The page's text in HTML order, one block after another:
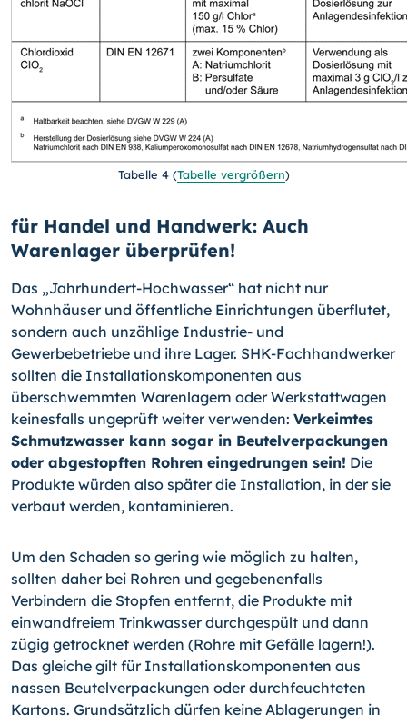
Tabelle 4(Tabelle vergrößern)
für Handel und Handwerk: Auch
Warenlager überprüfen!
Das „Jahrhundert-Hochwasser“ hat nicht nur
Wohnhäuser und öffentliche Einrichtun­gen überflutet,
sondern auch unzählige Industrie- und
Gewerbebetriebe und ihre La­ger. SHK-Fachhandwerker
sollten die Installationskomponenten aus
überschwemmten Warenlagern oder Werkstattwagen
keinesfalls ungeprüft weiter verwenden: Verkeim­tes
Schmutzwasser kann sogar in Beutelverpackungen
oder abgestopften Roh­ren eingedrungen sein! Die
Produkte würden also später die Installation, in der sie
verbaut werden, kontaminieren.
Um den Schaden so gering wie möglich zu halten,
sollten daher bei Rohren und gege­benenfalls
Verbindern die Stopfen entfernt, die Produkte mit
einwandfreiem Trinkwas­ser durchgespült und dann
zügig getrocknet werden (Rohre mit Gefälle lagern!).
Das gleiche gilt für Installationskomponenten aus
nassen Beutelverpackungen oder durch­feuchteten
Kartons. Grundsätzlich dürfen keine Ablagerungen in